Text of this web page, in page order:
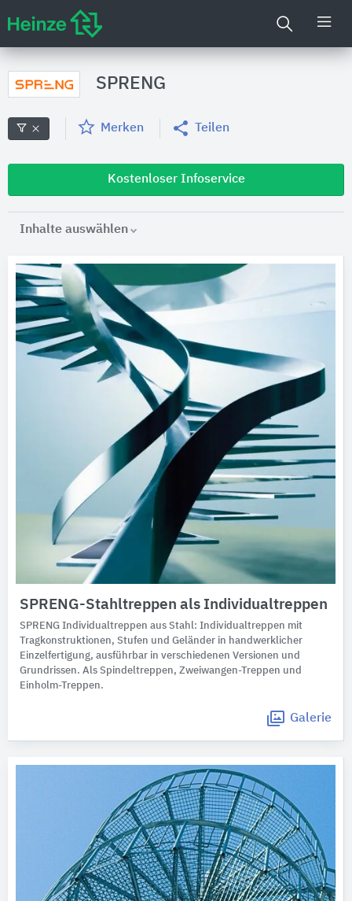
SPRENG
Merken Teilen
Kostenloser Infoservice
Inhalte auswählen
SPRENG-Stahltreppen als Individualtreppen
SPRENG Individualtreppen aus Stahl: Individualtreppen mit
Tragkonstruktionen, Stufen und Geländer in handwerklicher
Einzelfertigung, ausführbar in verschiedenen Versionen und
Grundrissen. Als Spindeltreppen, Zweiwangen-Treppen und
Einholm-Treppen.
Galerie